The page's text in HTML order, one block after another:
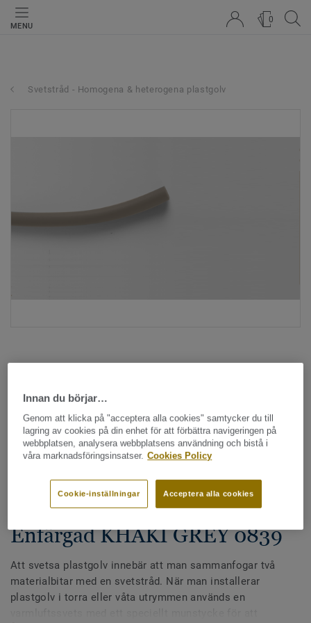
MENU
0
Svetstråd - Homogena & heterogena plastgolv
Hela kollektionen - LRV och NCS (1355)
Svetstråd - Homogena &
heterogena plastgolv -
Enfärgad KHAKI GREY 0839
Att svetsa plastgolv innebär att man sammanfogar två
materialbitar med en svetstråd. När man installerar
plastgolv i torra eller våta utrymmen används en
Innan du börjar…
Genom att klicka på "acceptera alla cookies" samtycker du till
lagring av cookies på din enhet för att förbättra navigeringen på
webbplatsen, analysera webbplatsens användning och bistå i
våra marknadsföringsinsatser. Cookies Policy
Acceptera alla cookies
Cookie-inställningar